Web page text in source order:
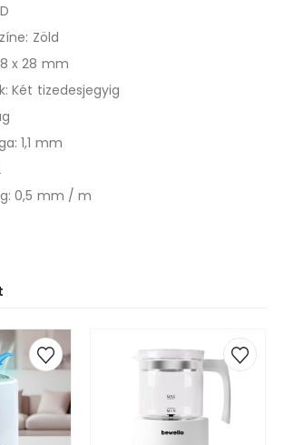
Zöld
x 28 mm
Két tizedesjegyig
1,1 mm
0,5 mm / m